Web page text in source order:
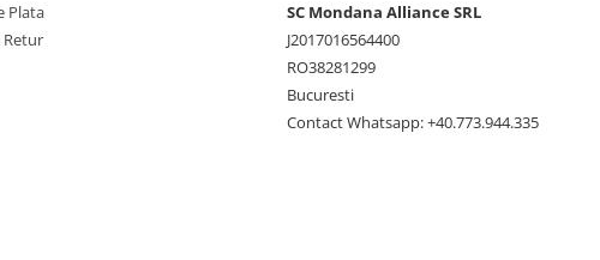
Plata
Retur
SC Mondana Alliance SRL
J2017016564400
RO38281299
Bucuresti
Contact Whatsapp: +40.773.944.335